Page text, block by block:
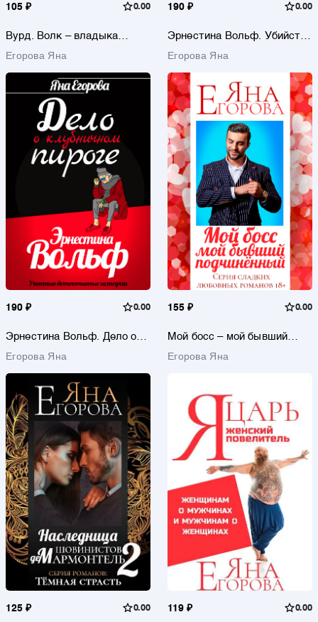
105 ₽ 0.00
Вурд. Волк – владыка
Егорова Яна
190 ₽ 0.00
Эрнестина Вольф. Убийство
Егорова Яна
190 ₽ 0.00
Эрнестина Вольф. Дело о
Егорова Яна
155 ₽ 0.00
Мой босс – мой бывший
Егорова Яна
125 ₽ 0.00 119 ₽ 0.00